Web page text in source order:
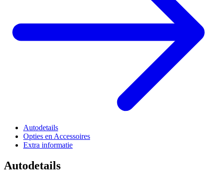
Autodetails
Opties en Accessoires
Extra informatie
Autodetails